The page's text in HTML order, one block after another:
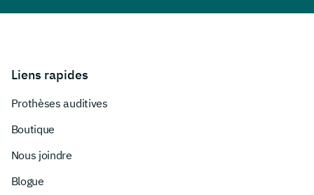
Liens rapides
Prothèses auditives
Boutique
Nous joindre
Blogue